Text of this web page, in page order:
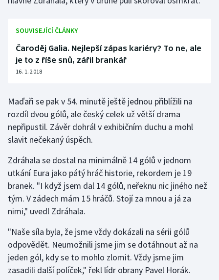
SOUVISEJÍCÍ ČLÁNKY
Čaroděj Galia. Nejlepší zápas kariéry? To ne, ale
je to z říše snů, zářil brankář
16. 1. 2018
Maďaři se pak v 54. minutě ještě jednou přiblížili na
rozdíl dvou gólů, ale český celek už větší drama
nepřipustil. Závěr dohrál v exhibičním duchu a mohl
slavit nečekaný úspěch.
Zdráhala se dostal na minimálně 14 gólů v jednom
utkání Eura jako pátý hráč historie, rekordem je 19
branek. "I když jsem dal 14 gólů, neřeknu nic jiného než
tým. V zádech mám 15 hráčů. Stojí za mnou a já za
nimi," uvedl Zdráhala.
"Naše síla byla, že jsme vždy dokázali na sérii gólů
odpovědět. Neumožnili jsme jim se dotáhnout až na
jeden gól, kdy se to mohlo zlomit. Vždy jsme jim
zasadili další políček," řekl lídr obrany Pavel Horák.